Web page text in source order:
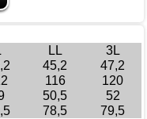
LL
3L
45,2
47,2
116
120
50,5
52
78,5 79,5